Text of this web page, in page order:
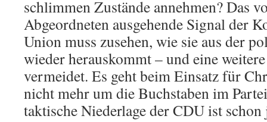
schlimmen Zustände annehmen? Das
Abgeordneten ausgehende Signal der
Union muss zusehen, wie sie aus der
wieder herauskommt – und eine
vermeidet. Es geht beim Einsatz für
nicht mehr um die Buchstaben im
taktische Niederlage der CDU ist schon